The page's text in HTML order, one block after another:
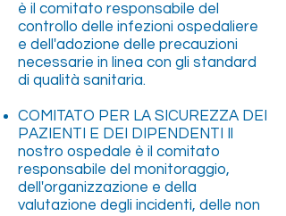
è il comitato responsabile del
controllo delle infezioni ospedaliere
e dell'adozione delle precauzioni
necessarie in linea con gli standard
di qualità sanitaria.
COMITATO PER LA SICUREZZA DEI
PAZIENTI E DEI DIPENDENTI Il
nostro ospedale è il comitato
responsabile del monitoraggio,
dell'organizzazione e della
valutazione degli incidenti, delle non